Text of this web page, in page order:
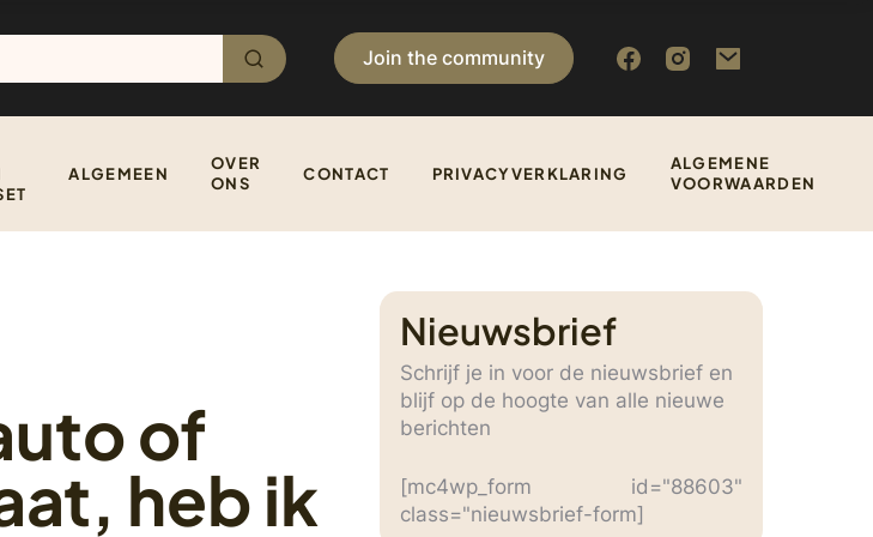
Join the community
ALGEMEEN
OVER
ONS
CONTACT PRIVACYVERKLARING
ALGEMENE
VOORWAARDEN
of
heb ik
Nieuwsbrief
Schrijf je in voor de nieuwsbrief en
blijf op de hoogte van alle nieuwe
berichten
[mc4wp_form id="88603"
class="nieuwsbrief-form]